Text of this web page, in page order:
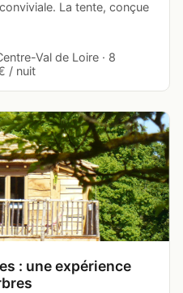
La tente, conçue
Val de Loire · 8
/ nuit
: une expérience